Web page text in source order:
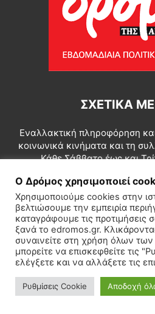
ΣΧΕΤΙΚΆ
Εναλλακτική πληροφόρηση
κοινωνικά κινήματα και τη
Κάθε Σάββατο έως και
κύκλου; Σε αυτό το ερώτημα
μιαν απάντηση. Ο Δρόμος
σχεδιασμένα να προσδιοριστεί
χώρας από την
διαβάστε
Επικοινωνία:
Ο Δρόμος χρησιμοποιεί
Χρησιμοποιούμε cookies στην
βελτιώσουμε την εμπειρία
καταγράφουμε τις προτιμήσεις
ξανά το edromos.gr.
συναινείτε στη χρήση όλων
μπορείτε να επισκεφθείτε τις
ελέγξετε και να αλλάξετε τις
Ρυθμίσεις Cookie Αποδοχή